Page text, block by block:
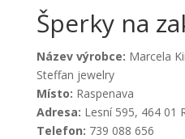
Šperky na
Název výrobce: Marcela
Steffan jewelry
Místo: Raspenava
Adresa: Lesní 595, 464 01
Telefon: 739 088 656